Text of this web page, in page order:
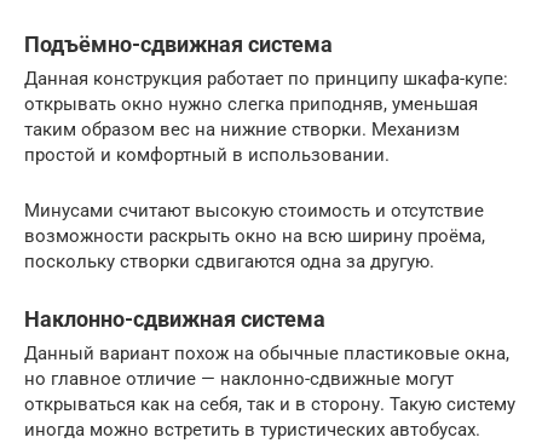
Подъёмно-сдвижная система
Данная конструкция работает по принципу шкафа-купе:
открывать окно нужно слегка приподняв, уменьшая
таким образом вес на нижние створки. Механизм
простой и комфортный в использовании.
Минусами считают высокую стоимость и отсутствие
возможности раскрыть окно на всю ширину проёма,
поскольку створки сдвигаются одна за другую.
Наклонно-сдвижная система
Данный вариант похож на обычные пластиковые окна,
но главное отличие — наклонно-сдвижные могут
открываться как на себя, так и в сторону. Такую систему
иногда можно встретить в туристических автобусах.